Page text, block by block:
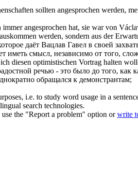
sollten angesprochen werden,
immerangesprochen hat, sie war von
werden, sondern aus der
даёт Вацлав Гавел в своей
иметь смысл, независимо от того,
diesen optimistischen Vortrag halten
речью - это было до того, как
обращался к демонстрантам;
i.e. to study word usage in a
search technologies.
the "Report a problem" option orwrite